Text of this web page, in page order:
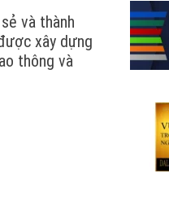
và thành
xây dựng
thông và